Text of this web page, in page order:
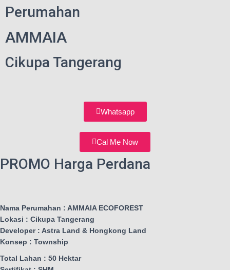
Perumahan
AMMAIA
Cikupa Tangerang
Whatsapp
Cal Me Now
PROMO Harga Perdana
Nama Perumahan : AMMAIA ECOFOREST
Lokasi : Cikupa Tangerang
Developer : Astra Land & Hongkong Land
Konsep : Township
Total Lahan : 50 Hektar